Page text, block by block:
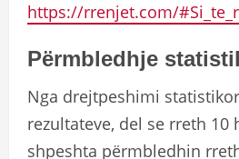
https://rrenjet.com/
Përmbledhje
Nga drejtpeshimi
rezultateve, del se rreth 10
shpeshta përmbledhin